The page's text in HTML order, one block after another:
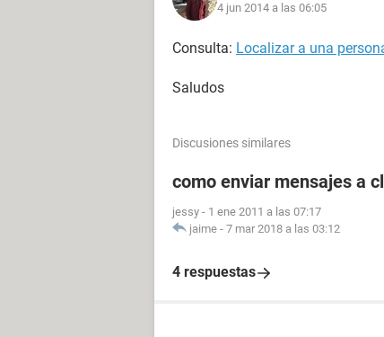
4 jun 2014 a las 06:05
Consulta: Localizar a una
Saludos
Discusiones similares
como enviar mensajes a
jessy - 1 ene 2011 a las 07:17
jaime - 7 mar 2018 a las 03:12
4 respuestas